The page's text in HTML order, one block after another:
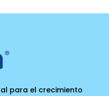
para el crecimiento